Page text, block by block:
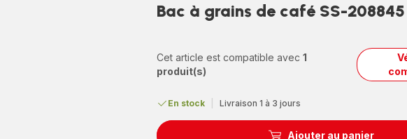
Bac à grains de café SS-208845
Cet article est compatible avec 1
produit(s)
En stock Livraison 1 à 3 jours
Ajouter au panier